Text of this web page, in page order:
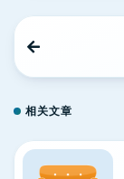
相关文章